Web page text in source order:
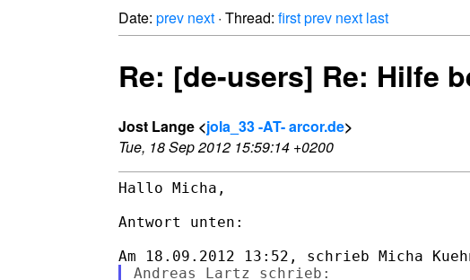
Date: prev next · Thread: firstprev next last
Re: [de-users] Re: Hilfe
Jost Lange <jola_33 -AT- arcor.de>
Tue, 18 Sep 2012 15:59:14 +0200
Hallo Micha,
Antwort unten: